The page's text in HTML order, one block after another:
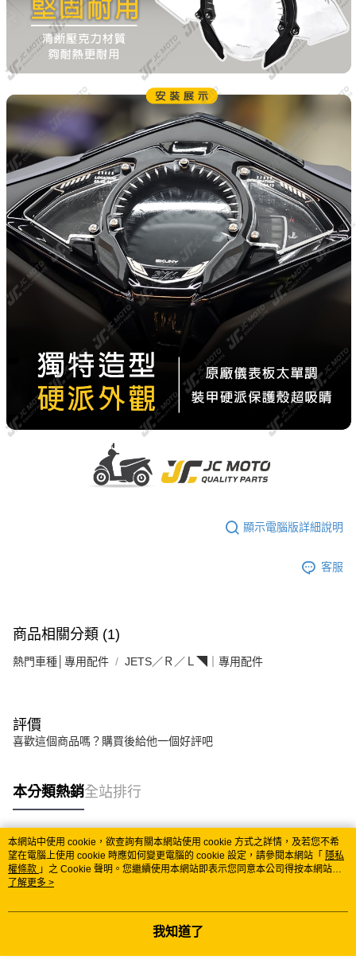
顯示電腦版詳細說明
客服
商品相關分類 (1)
熱門車種│專用配件 JETS／Ｒ／Ｌ◥｜專用配件
評價
喜歡這個商品嗎？購買後給他一個好評吧
本分類熱銷全站排行
熱門標籤
本網站中使用 cookie，欲查詢有關本網站使用 cookie 方式之詳情，及若您不希
望在電腦上使用 cookie 時應如何變更電腦的 cookie 設定，請參閱本網站「 隱私
權條款 」之 Cookie 聲明。您繼續使用本網站即表示您同意本公司得按本網站使
用條款之 Cookie 聲明使用 cookie。
了解更多 >
我知道了